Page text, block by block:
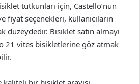
tutkunları için, Castello’nun
fiyat seçenekleri, kullanıcıların
düzeydedir. Bisiklet satın almayı
21 vites bisikletlerine göz atmak